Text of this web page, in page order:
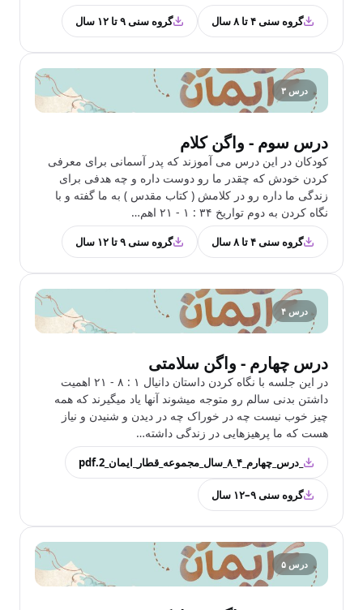
گروه سنی ۴ تا ۸ سال گروه سنی ۹ تا ۱۲ سال
درس ۳
درس سوم - واگن کلام
کودکان در این درس می آموزند که پدر آسمانی برای معرفی
کردن خودش که چقدر ما رو دوست داره و چه هدفی برای
زندگی ما داره رو در کلامش ( کتاب مقدس ) به ما گفته و با
نگاه کردن به دوم تواریخ ۳۴ : ۱ - ۲۱ اهم…
گروه سنی ۴ تا ۸ سال گروه سنی ۹ تا ۱۲ سال
درس ۴
درس چهارم - واگن سلامتی
در این جلسه با نگاه کردن داستان دانیال ۱ : ۸ - ۲۱ اهمیت
داشتن بدنی سالم رو متوجه میشوند آنها یاد میگیرند که همه
چیز خوب نیست چه در خوراک چه در دیدن و شنیدن و نیاز
هست که ما پرهیزهایی در زندگی داشته…
_درس_چهارم_۴_۸_سال_مجموعه_قطار_ایمان_2.pdf
گروه سنی ۹–۱۲ سال
درس ۵